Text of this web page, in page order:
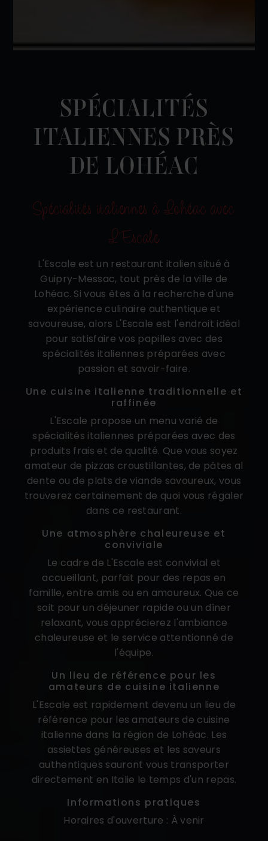
SPÉCIALITÉS
ITALIENNES PRÈS
DE LOHÉAC
Spécialités italiennes à Lohéac avec
L'Escale
L'Escale est un restaurant italien situé à
Guipry-Messac, tout près de la ville de
Lohéac. Si vous êtes à la recherche d'une
expérience culinaire authentique et
savoureuse, alors L'Escale est l'endroit idéal
pour satisfaire vos papilles avec des
spécialités italiennes préparées avec
passion et savoir-faire.
Une cuisine italienne traditionnelle et
raffinée
L'Escale propose un menu varié de
spécialités italiennes préparées avec des
produits frais et de qualité. Que vous soyez
amateur de pizzas croustillantes, de pâtes al
dente ou de plats de viande savoureux, vous
trouverez certainement de quoi vous régaler
dans ce restaurant.
Une atmosphère chaleureuse et
conviviale
Le cadre de L'Escale est convivial et
accueillant, parfait pour des repas en
famille, entre amis ou en amoureux. Que ce
soit pour un déjeuner rapide ou un dîner
relaxant, vous apprécierez l'ambiance
chaleureuse et le service attentionné de
l'équipe.
Un lieu de référence pour les
amateurs de cuisine italienne
L'Escale est rapidement devenu un lieu de
référence pour les amateurs de cuisine
italienne dans la région de Lohéac. Les
assiettes généreuses et les saveurs
authentiques sauront vous transporter
directement en Italie le temps d'un repas.
Informations pratiques
Horaires d'ouverture : À venir